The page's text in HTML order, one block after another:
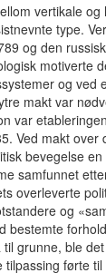
vertikale
type.
og den
motiverte
og ved
makt var
var
Ved makt over
bevegelse
samfunnet
overleverte
og
bestemte
grunne, ble
førte